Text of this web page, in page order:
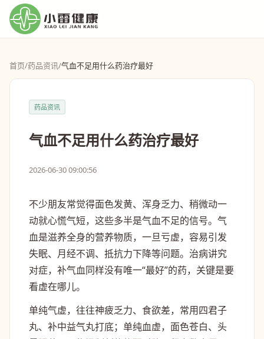
首页/药品资讯/气血不足用什么药治疗最好
药品资讯
气血不足用什么药治疗最好
2026-06-30 09:00:56
不少朋友常觉得面色发黄、浑身乏力、稍微动一
动就心慌气短，这些多半是气血不足的信号。气
血是滋养全身的营养物质，一旦亏虚，容易引发
失眠、月经不调、抵抗力下降等问题。治病讲究
对症，补气血同样没有唯一“最好”的药，关键是要
看虚在哪儿。
单纯气虚，往往神疲乏力、食欲差，常用四君子
丸、补中益气丸打底；单纯血虚，面色苍白、头